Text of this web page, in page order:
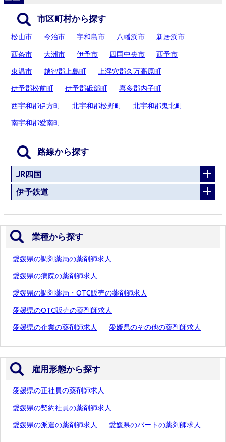
市区町村から探す
松山市 今治市 宇和島市 八幡浜市 新居浜市
西条市 大洲市 伊予市 四国中央市 西予市
東温市 越智郡上島町 上浮穴郡久万高原町
伊予郡松前町 伊予郡砥部町 喜多郡内子町
西宇和郡伊方町 北宇和郡松野町 北宇和郡鬼北町
南宇和郡愛南町
路線から探す
JR四国
伊予鉄道
業種から探す
愛媛県の調剤薬局の薬剤師求人
愛媛県の病院の薬剤師求人
愛媛県の調剤薬局・OTC販売の薬剤師求人
愛媛県のOTC販売の薬剤師求人
愛媛県の企業の薬剤師求人 愛媛県のその他の薬剤師求人
雇用形態から探す
愛媛県の正社員の薬剤師求人
愛媛県の契約社員の薬剤師求人
愛媛県の派遣の薬剤師求人 愛媛県のパートの薬剤師求人